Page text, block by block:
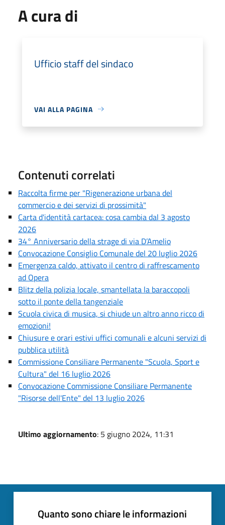
A cura di
Ufficio staff del sindaco
VAI ALLA PAGINA
Contenuti correlati
Raccolta firme per "Rigenerazione urbana del
commercio e dei servizi di prossimità"
Carta d'identità cartacea: cosa cambia dal 3 agosto
2026
34° Anniversario della strage di via D’Amelio
Convocazione Consiglio Comunale del 20 luglio 2026
Emergenza caldo, attivato il centro di raffrescamento
ad Opera
Blitz della polizia locale, smantellata la baraccopoli
sotto il ponte della tangenziale
Scuola civica di musica, si chiude un altro anno ricco di
emozioni!
Chiusure e orari estivi uffici comunali e alcuni servizi di
pubblica utilità
Commissione Consiliare Permanente "Scuola, Sport e
Cultura" del 16 luglio 2026
Convocazione Commissione Consiliare Permanente
"Risorse dell'Ente" del 13 luglio 2026
Ultimo aggiornamento: 5 giugno 2024, 11:31
Quanto sono chiare le informazioni